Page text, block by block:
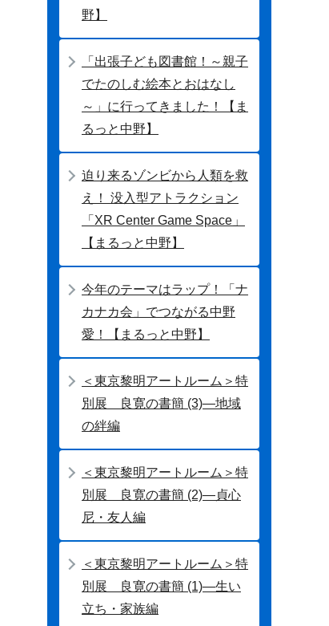
野】
「出張子ども図書館！～親子
でたのしむ絵本とおはなし
～」に行ってきました！【ま
るっと中野】
迫り来るゾンビから人類を救
え！ 没入型アトラクション
「XR Center Game Space」
【まるっと中野】
今年のテーマはラップ！「ナ
カナカ会」でつながる中野
愛！【まるっと中野】
＜東京黎明アートルーム＞特
別展 良寛の書簡 (3)―地域
の絆編
＜東京黎明アートルーム＞特
別展 良寛の書簡 (2)―貞心
尼・友人編
＜東京黎明アートルーム＞特
別展 良寛の書簡 (1)―生い
立ち・家族編